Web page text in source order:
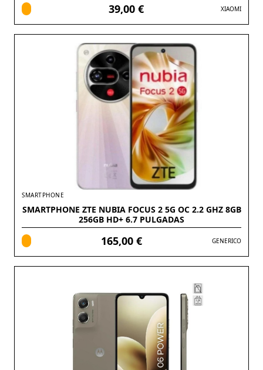
39,00 € XIAOMI
SMARTPHONE
SMARTPHONE ZTE NUBIA FOCUS 2 5G OC 2.2 GHZ 8GB
256GB HD+ 6.7 PULGADAS
165,00 € GENERICO